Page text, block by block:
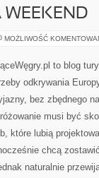
WEEKEND
MOŻLIWOŚĆ
to blog
odkrywania
bez zbędnego
musi być
które lubią
chcą
naturalnie